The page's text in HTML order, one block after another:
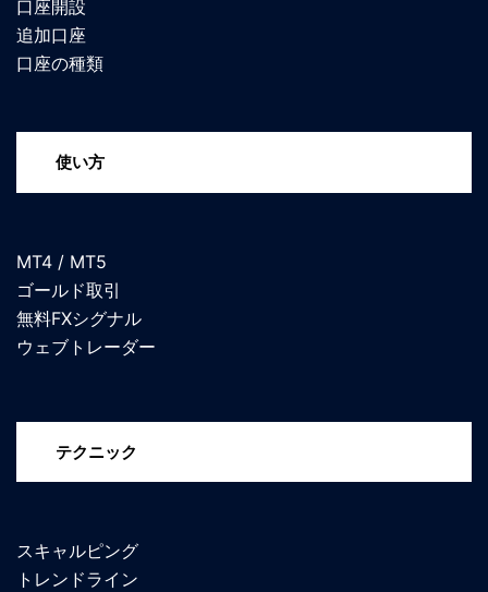
口座開設
追加口座
口座の種類
使い方
MT4 / MT5
ゴールド取引
無料FXシグナル
ウェブトレーダー
テクニック
スキャルピング
トレンドライン